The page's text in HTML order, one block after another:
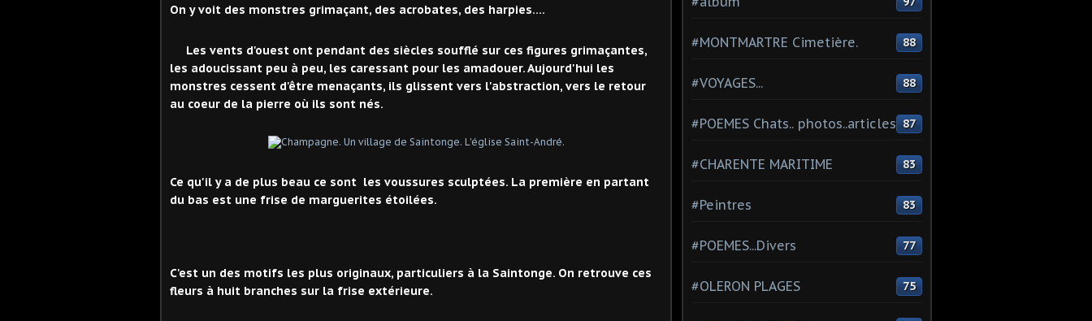
On y voit des monstres grimaçant, des acrobates, des harpies....
Les vents d'ouest ont pendant des siècles soufflé sur ces figures grimaçantes,
les adoucissant peu à peu, les caressant pour les amadouer. Aujourd'hui les
monstres cessent d'être menaçants, ils glissent vers l'abstraction, vers le retour
au coeur de la pierre où ils sont nés.
Ce qu'il y a de plus beau ce sont les voussures sculptées. La première en partant
du bas est une frise de marguerites étoilées.
C'est un des motifs les plus originaux, particuliers à la Saintonge. On retrouve ces
fleurs à huit branches sur la frise extérieure.
#MONTMARTRE Cimetière. 88
#VOYAGES... 88
#POEMES Chats.. photos..articles 87
#CHARENTE MARITIME 83
#Peintres 83
#POEMES...Divers 77
#OLERON PLAGES 75